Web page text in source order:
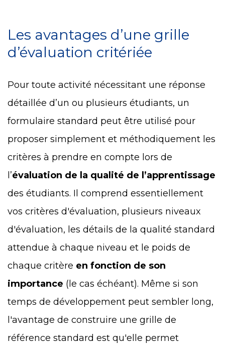
Les avantages d’une grille
d’évaluation critériée
Pour toute activité nécessitant une réponse
détaillée d’un ou plusieurs étudiants, un
formulaire standard peut être utilisé pour
proposer simplement et méthodiquement les
critères à prendre en compte lors de
l’évaluation de la qualité de l’apprentissage
des étudiants. Il comprend essentiellement
vos critères d'évaluation, plusieurs niveaux
d'évaluation, les détails de la qualité standard
attendue à chaque niveau et le poids de
chaque critère en fonction de son
importance (le cas échéant). Même si son
temps de développement peut sembler long,
l'avantage de construire une grille de
référence standard est qu'elle permet